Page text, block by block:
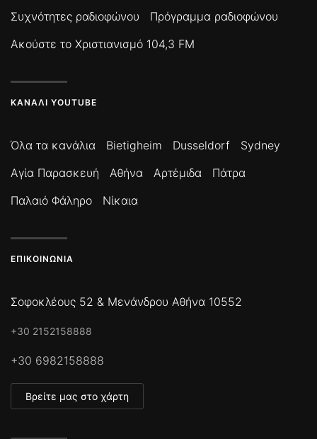
Συχνότητες ραδιοφώνου
Πρόγραμμα ραδιοφώνου
Ακούστε το Χριστιανισμό 104,3 FM
ΚΑΝΆΛΙ YOUTUBE
Όλα τα κανάλια Bietigheim Dusseldorf
Sydney
Αγία Παρασκευή
Αθήνα Αρτέμιδα
Πάτρα
Παλαιό Φάληρο
Νίκαια
ΕΠΙΚΟΙΝΩΝΊΑ
Σοφοκλέους 52 & Μενάνδρου Αθήνα 10552
+30 2152158888
+30 6982158888
Βρείτε μας στο χάρτη